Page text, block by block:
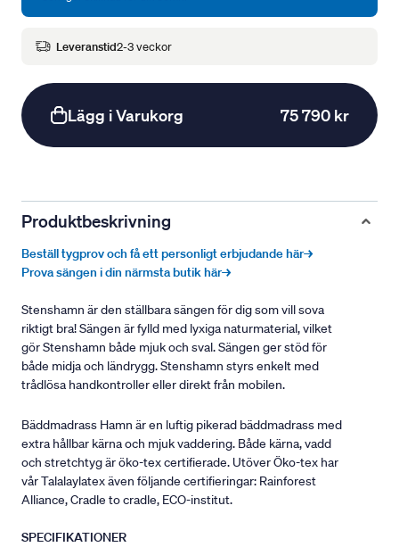
Leveranstid2-3 veckor
Lägg i Varukorg 75 790 kr
Produktbeskrivning
Beställ tygprov och få ett personligt erbjudande här→
Prova sängen i din närmsta butik här→
Stenshamn är den ställbara sängen för dig som vill sova
riktigt bra! Sängen är fylld med lyxiga naturmaterial, vilket
gör Stenshamn både mjuk och sval. Sängen ger stöd för
både midja och ländrygg. Stenshamn styrs enkelt med
trådlösa handkontroller eller direkt från mobilen.
Bäddmadrass Hamn är en luftig pikerad bäddmadrass med
extra hållbar kärna och mjuk vaddering. Både kärna, vadd
och stretchtyg är öko-tex certifierade. Utöver Öko-tex har
vår Talalaylatex även följande certifieringar: Rainforest
Alliance, Cradle to cradle, ECO-institut.
SPECIFIKATIONER